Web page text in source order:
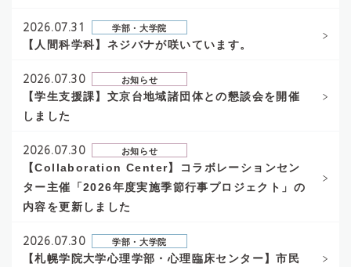
2026.07.31 学部・大学院
【人間科学科】ネジバナが咲いています。
2026.07.30 お知らせ
【学生支援課】文京台地域諸団体との懇談会を開催
しました
2026.07.30 お知らせ
【Collaboration Center】コラボレーションセン
ター主催「2026年度実施季節行事プロジェクト」の
内容を更新しました
2026.07.30 学部・大学院
【札幌学院大学心理学部・心理臨床センター】市民